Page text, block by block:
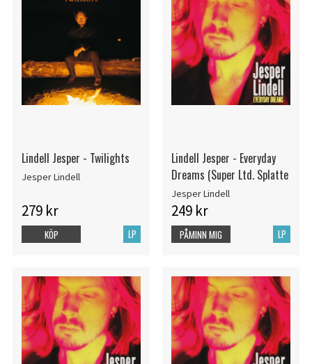
Lindell Jesper - Twilights
Jesper Lindell
279 kr
LP
KÖP
Lindell Jesper - Everyday
Dreams (Super Ltd. Splatte
Jesper Lindell
249 kr
LP
PÅMINN MIG